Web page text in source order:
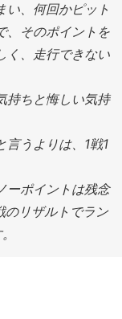
い、何回かピット
、そのポイントを
く、走行できない
持ちと悔しい気持
言うよりは、1戦1
ーポイントは残念
のリザルトでラン